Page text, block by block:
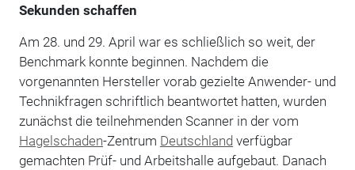
Sekunden schaffen
Am 28. und 29. April war es schließlich so weit, der
Benchmark konnte beginnen. Nachdem die
vorgenannten Hersteller vorab gezielte Anwender- und
Technikfragen schriftlich beantwortet hatten, wurden
zunächst die teilnehmenden Scanner in der vom
Hagelschaden-Zentrum Deutschland verfügbar
gemachten Prüf- und Arbeitshalle aufgebaut. Danach